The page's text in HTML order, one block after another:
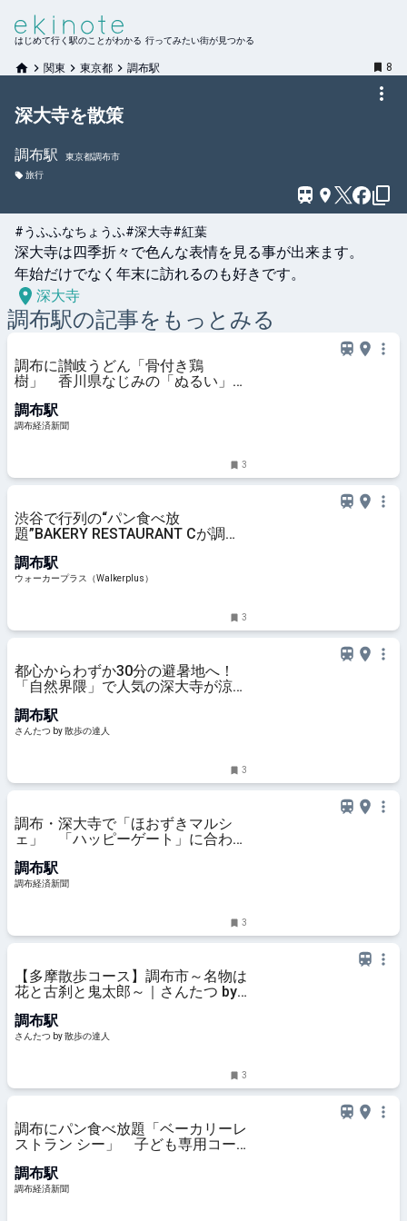
はじめて行く駅のことがわかる 行ってみたい街が見つかる
関東 東京都 調布駅 8
深大寺を散策
調布駅
東京都調布市
旅行
#うふふなちょうふ#深大寺#紅葉
深大寺は四季折々で色んな表情を見る事が出来ます。
年始だけでなく年末に訪れるのも好きです。
深大寺
調布駅の記事をもっとみる
調布に讃岐うどん「骨付き鶏
樹」 香川県なじみの「ぬるい」も
調布駅
調布経済新聞
3
渋谷で行列の“パン食べ放
題”BAKERY RESTAURANT Cが調布
響は？最大200組待ちの日も！｜ウ
ォーカープラス
調布駅
ウォーカープラス（Walkerplus）
3
都心からわずか30分の避暑地へ！
「自然界隈」で人気の深大寺が涼し
散歩の達人
調布駅
さんたつ by 散歩の達人
3
調布・深大寺で「ほおずきマルシ
ェ」 「ハッピーゲート」に合わせ
調布駅
調布経済新聞
3
【多摩散歩コース】調布市～名物は
花と古刹と鬼太郎～｜さんたつ by
調布駅
さんたつ by 散歩の達人
3
調布にパン食べ放題「ベーカリーレ
ストラン シー」 子ども専用コー
調布駅
調布経済新聞